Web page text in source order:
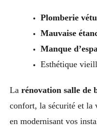
Plomberie
Mauvaise
Manque
Esthétique
La rénovation salle de
confort, la sécurité et la
en modernisant vos